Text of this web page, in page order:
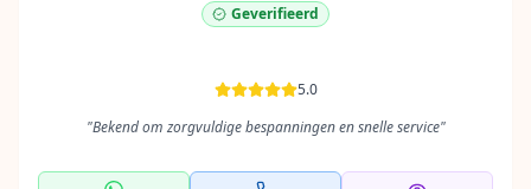
Geverifieerd
5.0
"Bekend om zorgvuldige bespanningen en snelle service"